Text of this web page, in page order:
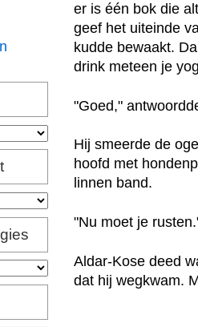
er is één bok die
geef het uiteinde
kudde bewaakt.
drink meteen je
"Goed,"
Hij smeerde de
hoofd met
linnen band.
"Nu moet je
Aldar-Kose deed
dat hij wegkwam.